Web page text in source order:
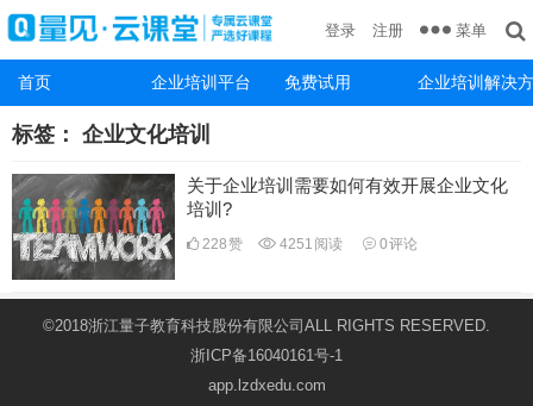
首页 企业培训平台 免费试用 企业培训解决
登录 注册 菜单
标签： 企业文化培训
关于企业培训需要如何有效开展企业文化
培训?
228赞 4251 阅读 0评论
©2018浙江量子教育科技股份有限公司ALL RIGHTS RESERVED.
浙ICP备16040161号-1
app.lzdxedu.com